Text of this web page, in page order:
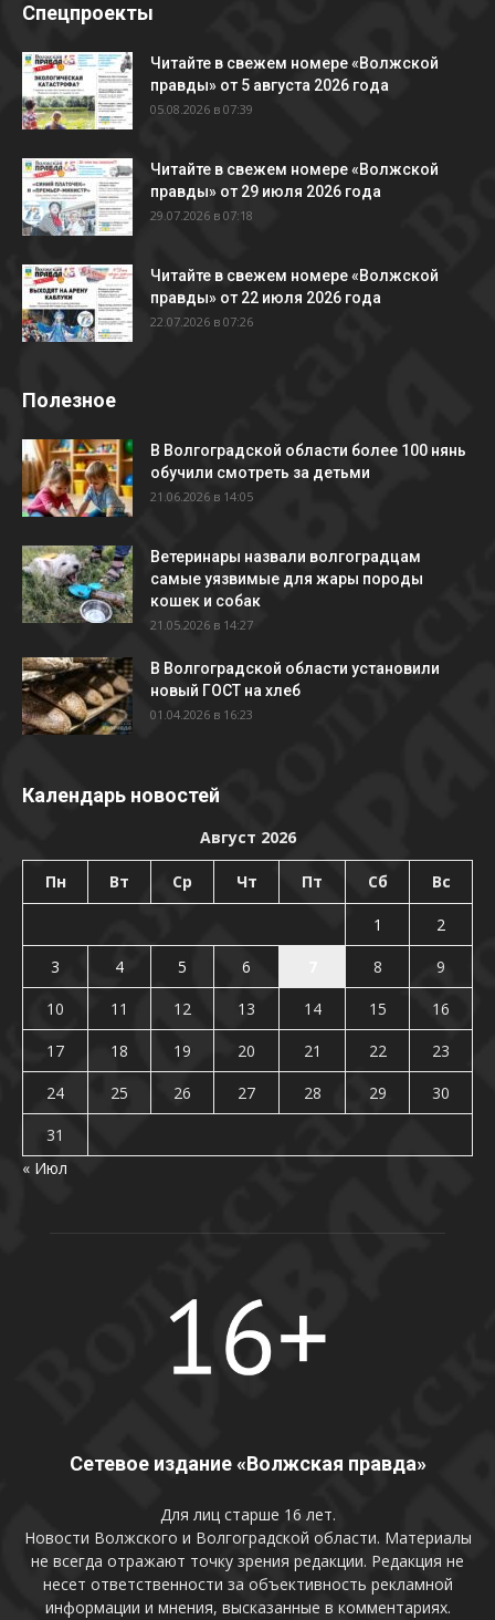
Спецпроекты
Читайте в свежем номере «Волжской
правды» от 5 августа 2026 года
05.08.2026 в 07:39
Читайте в свежем номере «Волжской
правды» от 29 июля 2026 года
29.07.2026 в 07:18
Читайте в свежем номере «Волжской
правды» от 22 июля 2026 года
22.07.2026 в 07:26
Полезное
В Волгоградской области более 100 нянь
обучили смотреть за детьми
21.06.2026 в 14:05
Ветеринары назвали волгоградцам
самые уязвимые для жары породы
кошек и собак
21.05.2026 в 14:27
В Волгоградской области установили
новый ГОСТ на хлеб
01.04.2026 в 16:23
Календарь новостей
Август 2026
Пн Вт Ср Чт Пт Сб Вс
1
2
3
4 5 6 8
9
10
11 12 13 14 15
16
17
18 19 20 21 22
23
24
25 26 27 28 29
30
31
« Июл
Сетевое издание «Волжская правда»
Для лиц старше 16 лет.
Новости Волжского и Волгоградской области. Материалы
не всегда отражают точку зрения редакции. Редакция не
несет ответственности за объективность рекламной
информации и мнения, высказанные в комментариях.